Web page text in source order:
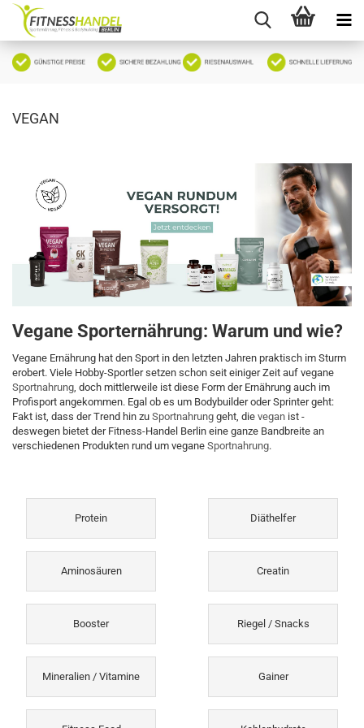
VEGAN
Vegane Sporternährung: Warum und wie?
Vegane Ernährung hat den Sport in den letzten Jahren praktisch im Sturm
erobert. Viele Hobby-Sportler setzen schon seit einiger Zeit auf vegane
Sportnahrung, doch mittlerweile ist diese Form der Ernährung auch im
Profisport angekommen. Egal ob es um Bodybuilder oder Sprinter geht:
Fakt ist, dass der Trend hin zu Sportnahrung geht, die vegan ist -
deswegen bietet der Fitness-Handel Berlin eine ganze Bandbreite an
verschiedenen Produkten rund um vegane Sportnahrung.
Protein Diäthelfer
Aminosäuren Creatin
Booster Riegel / Snacks
Mineralien / Vitamine Gainer